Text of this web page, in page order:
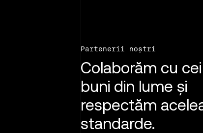
Partenerii noștri
Colaborăm cu
buni din lume și
respectăm
standarde.